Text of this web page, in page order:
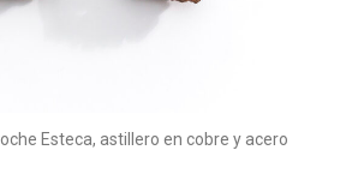
Esteca, astillero en cobre y acero